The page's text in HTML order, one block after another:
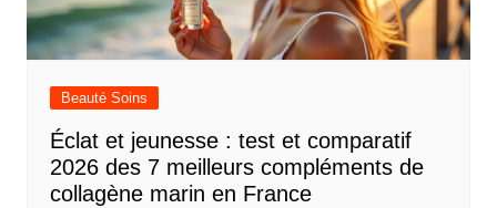
Beauté Soins
Éclat et jeunesse : test et comparatif
2026 des 7 meilleurs compléments de
collagène marin en France